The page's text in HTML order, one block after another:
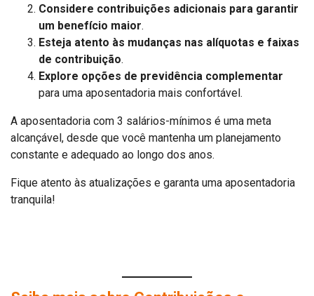
Considere contribuições adicionais para garantir
um benefício maior.
Esteja atento às mudanças nas alíquotas e faixas
de contribuição.
Explore opções de previdência complementar
para uma aposentadoria mais confortável.
A aposentadoria com 3 salários-mínimos é uma meta
alcançável, desde que você mantenha um planejamento
constante e adequado ao longo dos anos.
Fique atento às atualizações e garanta uma aposentadoria
tranquila!